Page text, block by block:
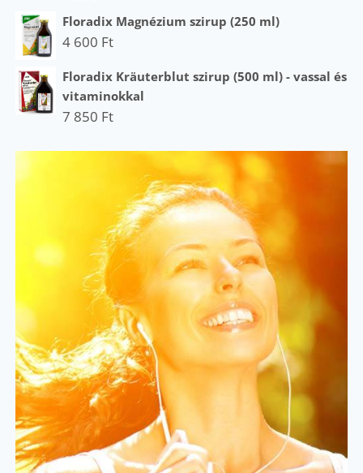
Floradix Magnézium szirup (250 ml)
4 600 Ft
Floradix Kräuterblut szirup (500 ml) - vassal és
vitaminokkal
7 850 Ft